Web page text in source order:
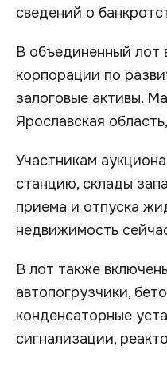
сведений о
В объединенный лот
корпорации по
залоговые активы.
Ярославская
Участникам
станцию, склады
приема и отпуска
недвижимость
В лот также
автопогрузчики,
конденсаторные
сигнализации,